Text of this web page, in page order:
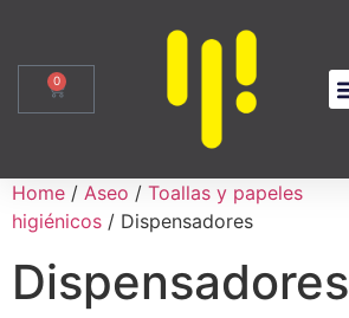
0
Home / Aseo / Toallas y papeles
higiénicos / Dispensadores
Dispensadores